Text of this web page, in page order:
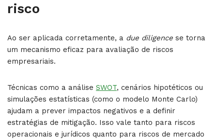
risco
Ao ser aplicada corretamente, a due diligence se torna
um mecanismo eficaz para avaliação de riscos
empresariais.
Técnicas como a análise SWOT, cenários hipotéticos ou
simulações estatísticas (como o modelo Monte Carlo)
ajudam a prever impactos negativos e a definir
estratégias de mitigação. Isso vale tanto para riscos
operacionais e jurídicos quanto para riscos de mercado